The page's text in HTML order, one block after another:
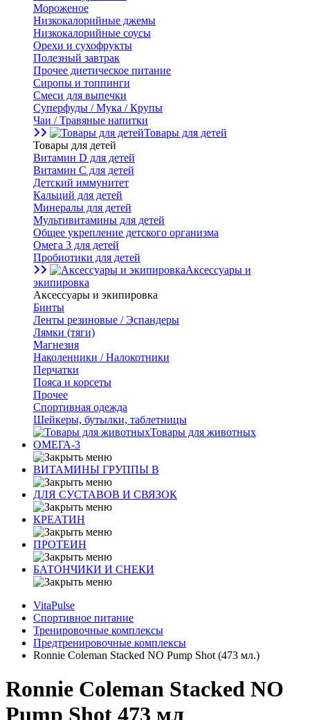
Мороженое
Низкокалорийные джемы
Низкокалорийные соусы
Орехи и сухофрукты
Полезный завтрак
Прочее диетическое питание
Сиропы и топпинги
Смеси для выпечки
Суперфуды / Мука / Крупы
Чаи / Травяные напитки
Товары для детей
Товары для детей
Витамин D для детей
Витамин С для детей
Детский иммунитет
Кальций для детей
Минералы для детей
Мультивитамины для детей
Общее укрепление детского организма
Омега 3 для детей
Пробиотики для детей
Аксессуары и
экипировка
Аксессуары и экипировка
Бинты
Ленты резиновые / Эспандеры
Лямки (тяги)
Магнезия
Наколенники / Налокотники
Перчатки
Пояса и корсеты
Прочее
Спортивная одежда
Шейкеры, бутылки, таблетницы
Товары для животных
ОМЕГА-3
ВИТАМИНЫ ГРУППЫ В
ДЛЯ СУСТАВОВ И СВЯЗОК
КРЕАТИН
ПРОТЕИН
БАТОНЧИКИ И СНЕКИ
VitaPulse
Спортивное питание
Тренировочные комплексы
Предтренировочные комплексы
Ronnie Coleman Stacked NO Pump Shot (473 мл.)
Ronnie Coleman Stacked NO
Pump Shot 473 мл